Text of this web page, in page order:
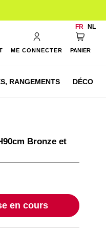
FR NL
ME CONNECTER PANIER
RANGEMENTS DÉCO
Bronze et
en cours